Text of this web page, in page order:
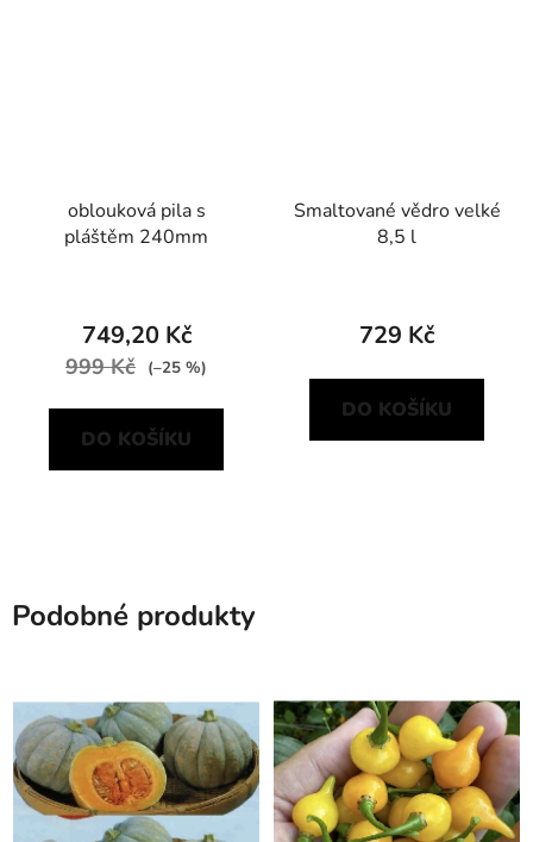
oblouková pila s
pláštěm 240mm
749,20 Kč
999 Kč (–25 %)
DO KOŠÍKU
Smaltované vědro velké
8,5 l
729 Kč
DO KOŠÍKU
Podobné produkty